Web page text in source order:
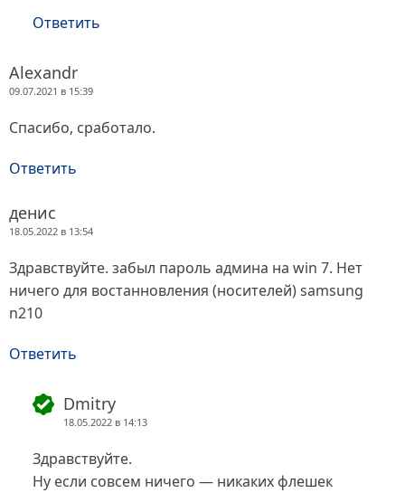
Ответить
Alexandr
09.07.2021 в 15:39
Спасибо, сработало.
Ответить
денис
18.05.2022 в 13:54
Здравствуйте. забыл пароль админа на win 7. Нет
ничего для востанновления (носителей) samsung
n210
Ответить
Dmitry
18.05.2022 в 14:13
Здравствуйте.
Ну если совсем ничего — никаких флешек